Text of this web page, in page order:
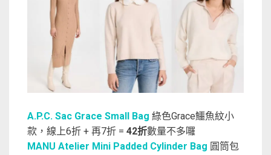
A.P.C. Sac Grace Small Bag 綠色Grace鱷魚紋小
款，線上6折 + 再7折 = 42折數量不多囉
MANU Atelier Mini Padded Cylinder Bag 圓筒包